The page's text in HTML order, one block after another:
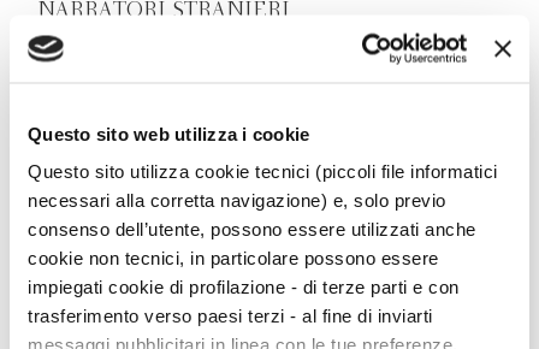
Questo sito web utilizza i cookie
Questo sito utilizza cookie tecnici (piccoli file informatici
necessari alla corretta navigazione) e, solo previo
consenso dell’utente, possono essere utilizzati anche
cookie non tecnici, in particolare possono essere
impiegati cookie di profilazione - di terze parti e con
trasferimento verso paesi terzi - al fine di inviarti
messaggi pubblicitari in linea con le tue preferenze,
NARRATORI STRANIERI